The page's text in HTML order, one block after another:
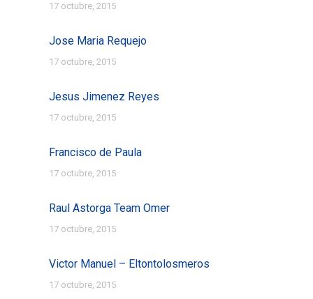
17 octubre, 2015
Jose Maria Requejo
17 octubre, 2015
Jesus Jimenez Reyes
17 octubre, 2015
Francisco de Paula
17 octubre, 2015
Raul Astorga Team Omer
17 octubre, 2015
Victor Manuel – Eltontolosmeros
17 octubre, 2015